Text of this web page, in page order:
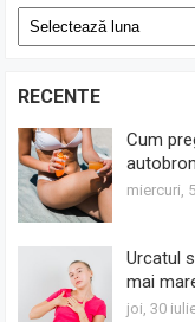
Arhive
RECENTE
Cum
miercuri,
Urcatul
mai
joi, 30